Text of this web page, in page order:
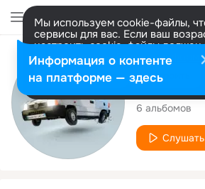
Мы используем cookie-файлы,
сервисы для вас. Если ваш
настроить cookie-файлы
представитель. Больше
Разрешить все Настроить
Picasso
6 альбомов
Слушать
Информация о контенте
на платформе — здесь